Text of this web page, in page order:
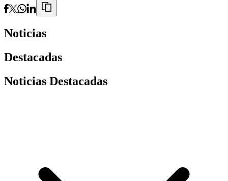
Noticias
Destacadas
Noticias Destacadas